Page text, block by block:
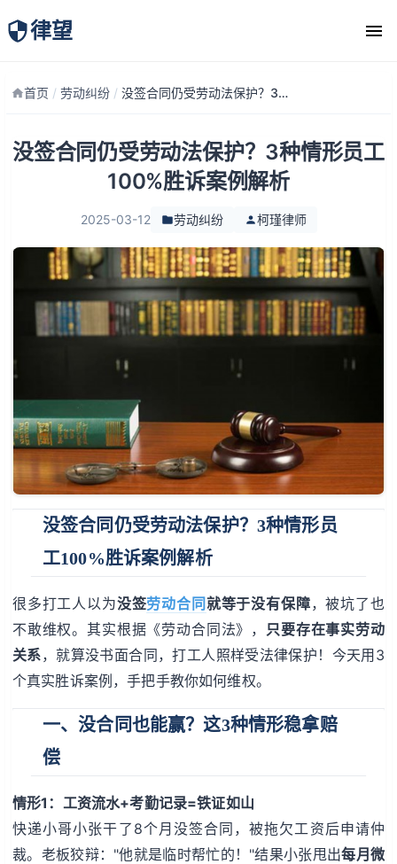
律望
律师团队
首页 / 劳动纠纷 / 没签合同仍受劳动法保护？3种情形员工100%胜诉案例解析
没签合同仍受劳动法保护？3种情形员工
100%胜诉案例解析
2025-03-12 劳动纠纷 柯瑾律师
没签合同仍受劳动法保护？3种情形员
工100%胜诉案例解析
很多打工人以为没签劳动合同就等于没有保障，被坑了也
不敢维权。其实根据《劳动合同法》， 只要存在事实劳动
关系，就算没书面合同，打工人照样受法律保护！今天用3
个真实胜诉案例，手把手教你如何维权。
一、没合同也能赢？这3种情形稳拿赔
偿
情形1：工资流水+考勤记录=铁证如山
快递小哥小张干了8个月没签合同，被拖欠工资后申请仲
裁。老板狡辩："他就是临时帮忙的！"结果小张甩出每月微